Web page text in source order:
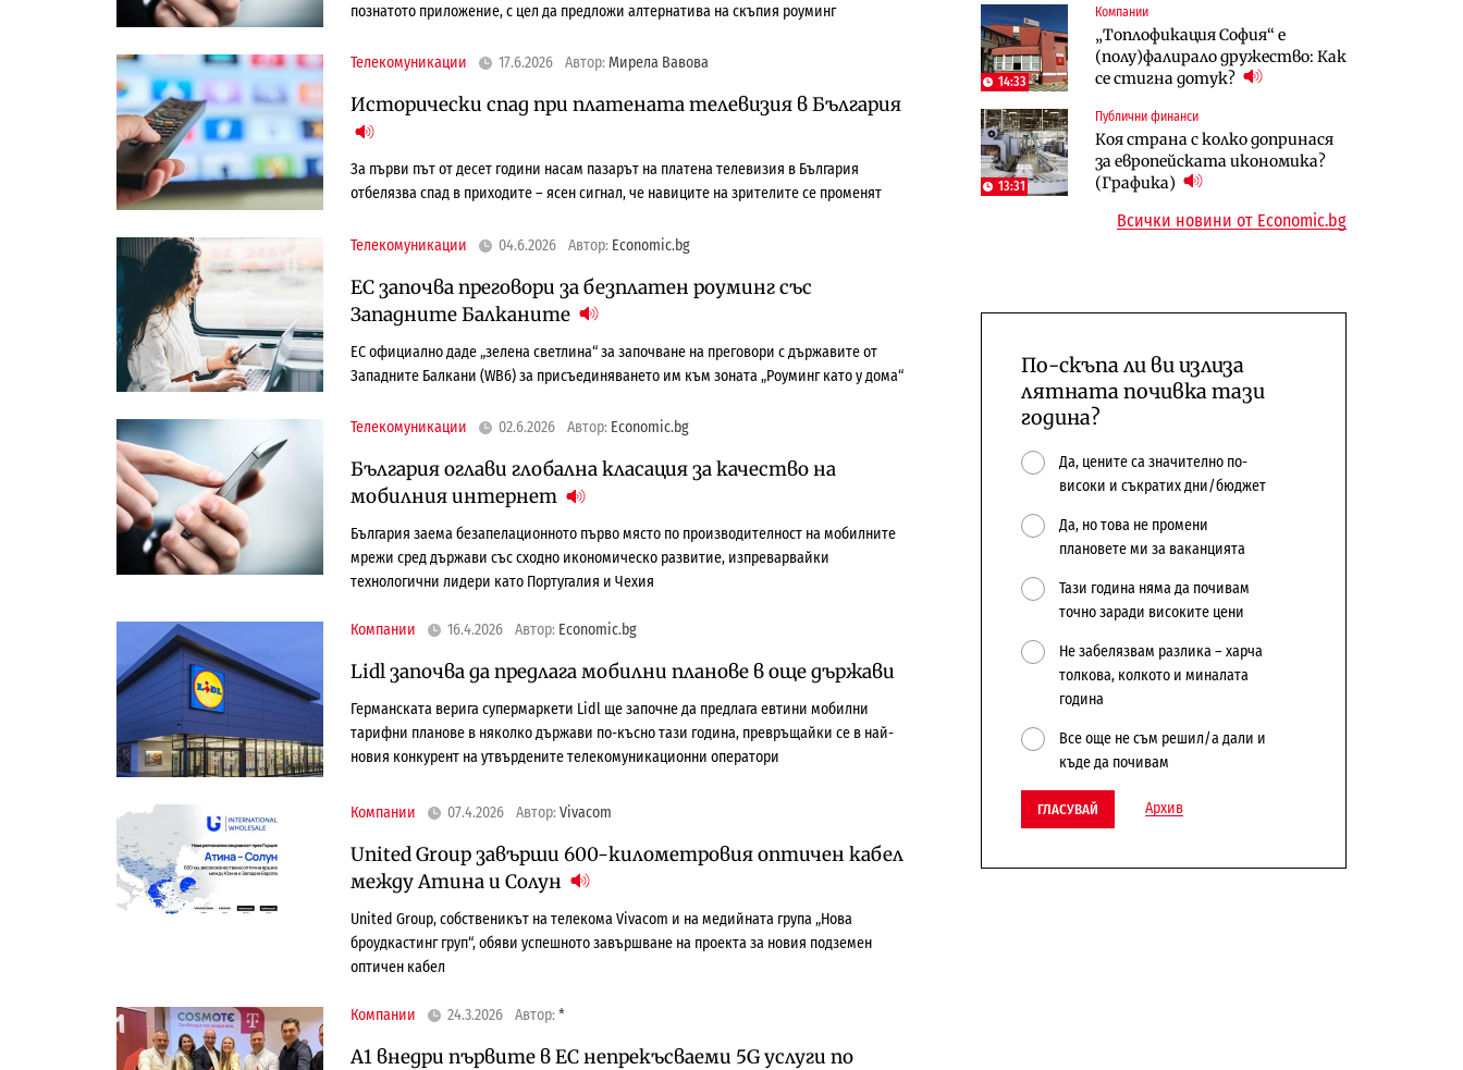
познатото приложение, с цел да предложи алтернатива на скъпия роуминг
Телекомуникации 17.6.2026 Автор: Мирела Вавова
Исторически спад при платената телевизия в България
За първи път от десет години насам пазарът на платена телевизия в България
отбелязва спад в приходите – ясен сигнал, че навиците на зрителите се променят
Телекомуникации 04.6.2026 Автор: Economic.bg
ЕС започва преговори за безплатен роуминг със
Западните Балканите
ЕС официално даде „зелена светлина“ за започване на преговори с държавите от
Западните Балкани (WB6) за присъединяването им към зоната „Роуминг като у дома“
Телекомуникации 02.6.2026 Автор: Economic.bg
България оглави глобална класация за качество на
мобилния интернет
България заема безапелационното първо място по производителност на мобилните
мрежи сред държави със сходно икономическо развитие, изпреварвайки
технологични лидери като Португалия и Чехия
Компании 16.4.2026 Автор: Economic.bg
Lidl започва да предлага мобилни планове в още държави
Германската верига супермаркети Lidl ще започне да предлага евтини мобилни
тарифни планове в няколко държави по-късно тази година, превръщайки се в най-
новия конкурент на утвърдените телекомуникационни оператори
Компании 07.4.2026 Автор: Vivacom
United Group завърши 600-километровия оптичен кабел
между Атина и Солун
United Group, собственикът на телекома Vivacom и на медийната група „Нова
броудкастинг груп“, обяви успешното завършване на проекта за новия подземен
оптичен кабел
Компании 24.3.2026 Автор: *
А1 внедри първите в ЕС непрекъсваеми 5G услуги по
14:33
Компании
„Топлофикация София“ e
(полу)фалирало дружество: Как
се стигна дотук?
13:31
Публични финанси
Коя страна с колко допринася
за европейската икономика?
(Графика)
Публични финанси
Общините вече зависят от
централната власт за 75% от
To:know
Последни дни с обозначаване на
цените в лева: Какво
Отрасли
Жилищата в България
поскъпват при намаляващо
население и все повече сгради
Компании
А1 отново е лидер при
технологичните компании и
Всички новини от Economic.bg
По-скъпа ли ви излиза
лятната почивка тази
година?
Да, цените са значително по-
високи и съкратих дни/бюджет
Да, но това не промени
плановете ми за ваканцията
Тази година няма да почивам
точно заради високите цени
Не забелязвам разлика – харча
толкова, колкото и миналата
година
Все още не съм решил/а дали и
къде да почивам
ГЛАСУВАЙ Архив